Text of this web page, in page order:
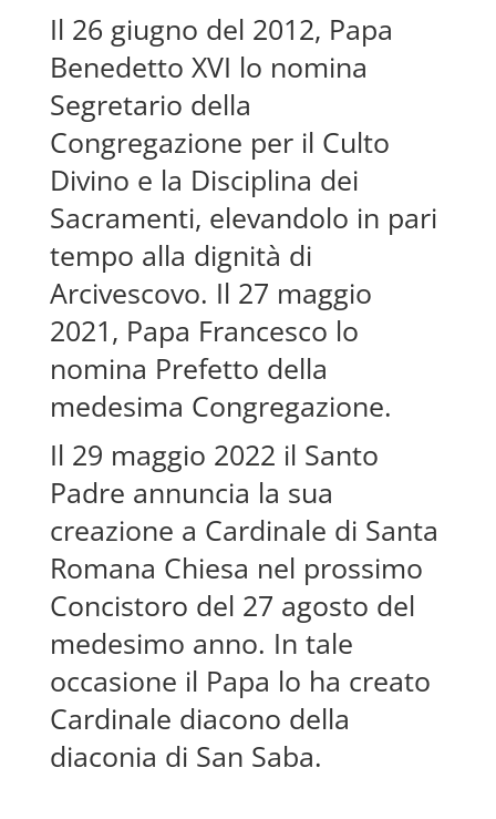
Il 26 giugno del 2012, Papa
Benedetto XVI lo nomina
Segretario della
Congregazione per il Culto
Divino e la Disciplina dei
Sacramenti, elevandolo in pari
tempo alla dignità di
Arcivescovo. Il 27 maggio
2021, Papa Francesco lo
nomina Prefetto della
medesima Congregazione.
Il 29 maggio 2022 il Santo
Padre annuncia la sua
creazione a Cardinale di Santa
Romana Chiesa nel prossimo
Concistoro del 27 agosto del
medesimo anno. In tale
occasione il Papa lo ha creato
Cardinale diacono della
diaconia di San Saba.